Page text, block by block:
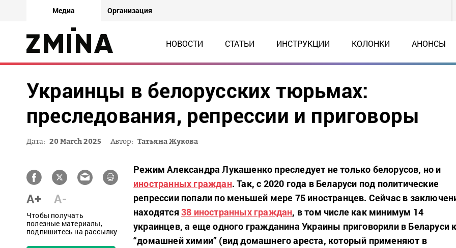
Медиа Организация
НОВОСТИ СТАТЬИ ИНСТРУКЦИИ КОЛОНКИ АНОНСЫ
Украинцы в белорусских тюрьмах:
преследования, репрессии и приговоры
Дата: 20 March 2025 Автор: Татьяна Жукова
A+ A-
Чтобы получать
полезные материалы,
подпишитесь на рассылку
Режим Александра Лукашенко преследует не только белорусов, но и
иностранных граждан. Так, с 2020 года в Беларуси под политические
репрессии попали по меньшей мере 75 иностранцев. Сейчас в
находятся 38 иностранных граждан, в том числе как минимум 14
украинцев, а еще одного гражданина Украины приговорили в Беларуси
“домашней химии” (вид домашнего ареста, который применяют в